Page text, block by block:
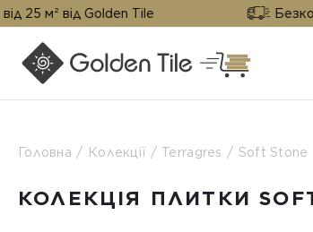
Golden Tile Безкоштовна
Головна Колекції Terragres Soft Stone
КОЛЕКЦІЯ ПЛИТКИ